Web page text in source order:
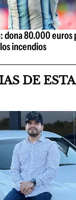
dona 80.000
incendios
DE